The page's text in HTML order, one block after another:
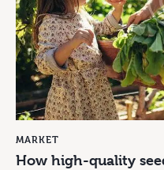
MARKET
How high-quality